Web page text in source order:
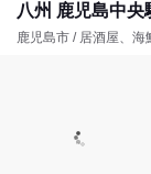
八州 鹿児島中央
鹿児島市 / 居酒屋、海